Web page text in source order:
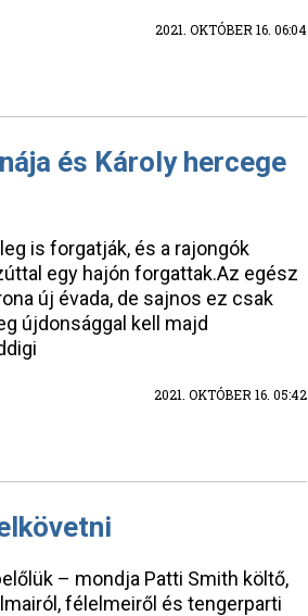
2021. OKTÓBER 16. 06:04
és Károly hercege
is forgatják, és a rajongók
egy hajón forgattak.Az egész
új évada, de sajnos ez csak
újdonsággal kell majd
2021. OKTÓBER 16. 05:42
– mondja Patti Smith költő,
félelmeiről és tengerparti